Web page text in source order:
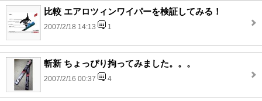
比較 エアロツィンワイパーを検証してみる！
2007/2/18 14:13 1
斬新 ちょっぴり拘ってみました。。。
2007/2/16 00:37 4